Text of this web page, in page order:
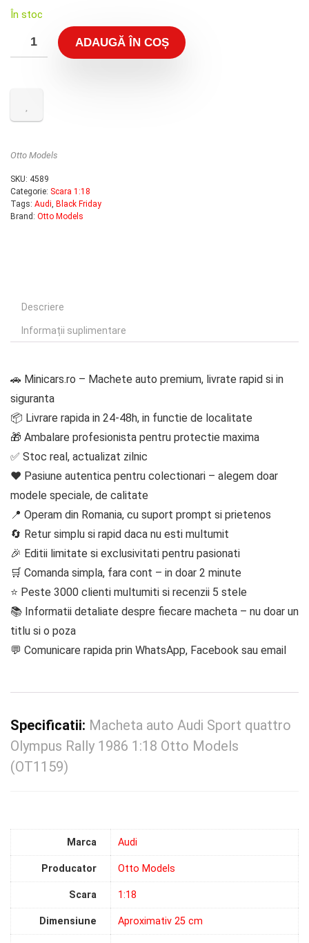
fost:
500.00 lei.
450.00 lei.
În stoc
ADAUGĂ ÎN COȘ
Otto Models
SKU: 4589
Categorie: Scara 1:18
Tags: Audi, Black Friday
Brand: Otto Models
Descriere
Informații suplimentare
🚗 Minicars.ro – Machete auto premium, livrate rapid si in
siguranta
📦 Livrare rapida in 24-48h, in functie de localitate
🎁 Ambalare profesionista pentru protectie maxima
✅ Stoc real, actualizat zilnic
❤️ Pasiune autentica pentru colectionari – alegem doar
modele speciale, de calitate
📍 Operam din Romania, cu suport prompt si prietenos
🔄 Retur simplu si rapid daca nu esti multumit
🎉 Editii limitate si exclusivitati pentru pasionati
🛒 Comanda simpla, fara cont – in doar 2 minute
⭐ Peste 3000 clienti multumiti si recenzii 5 stele
📚 Informatii detaliate despre fiecare macheta – nu doar un
titlu si o poza
💬 Comunicare rapida prin WhatsApp, Facebook sau email
Specificatii: Macheta auto Audi Sport quattro
Olympus Rally 1986 1:18 Otto Models
(OT1159)
Marca Audi
Producator Otto Models
Scara 1:18
Dimensiune Aproximativ 25 cm